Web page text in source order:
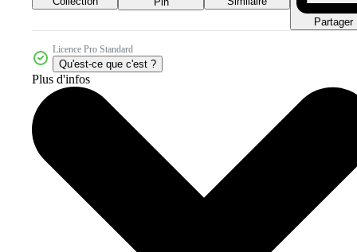
Partager
Licence Pro Standard
Qu'est-ce que c'est ?
Plus d'infos